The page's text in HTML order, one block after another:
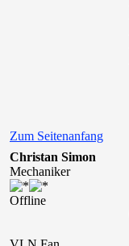
Zum Seitenanfang
Christan Simon
Mechaniker
Offline